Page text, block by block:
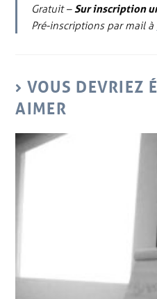
Gratuit –Sur inscription
Pré-inscriptions par mail à
VOUS DEVRIEZ
AIMER